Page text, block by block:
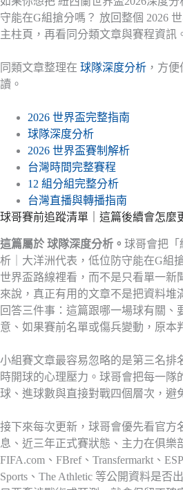
守能在G組搶分嗎？ 放回整個 2026
主柱頁，再看同分類文章與賽程資訊
同類文章整理在 球隊深度分析 ，方
讀。
2026 世界盃完整指南
球隊深度分析
2026 世界盃賽制解析
台灣時間完整賽程
12 組分組完整分析
台灣直播與轉播指南
球哥賽前追蹤清單｜這篇後續會怎麼
這篇屬於 球隊深度分析。 球哥會把「
析｜大洋洲代表，低位防守能在G組
世界盃路線裡看，而不是只看單一新
來說，真正有用的文章不是把資料堆
回答三件事：這篇跟哪一場球有關、
意、如果賽前名單或傷兵變動，原本
小組賽文章最容易忽略的是第三名排
時開球的心理壓力。球哥會把每一隊
球、進球數與直接對戰四個層次，避
接下來每次更新，球哥會優先看官方
息、近三年正式賽狀態、主力在俱樂
FIFA.com、FBref、Transfermarkt、
Sports、The Athletic 等公開資料是否